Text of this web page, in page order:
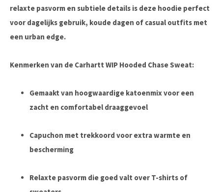
relaxte pasvorm en subtiele details is deze hoodie perfect
voor dagelijks gebruik, koude dagen of casual outfits met
een urban edge.
Kenmerken van de Carhartt WIP Hooded Chase Sweat:
Gemaakt van hoogwaardige katoenmix voor een
zacht en comfortabel draaggevoel
Capuchon met trekkoord voor extra warmte en
bescherming
Relaxte pasvorm die goed valt over T-shirts of